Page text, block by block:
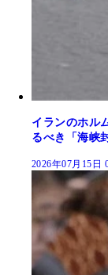
イランのホル
るべき「海峡
2026年07月15日